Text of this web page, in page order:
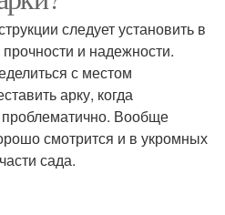
Садовые арки
следует установить в
и надежности.
с местом
арку, когда
проблематично. Вообще
смотрится и в укромных
сада.